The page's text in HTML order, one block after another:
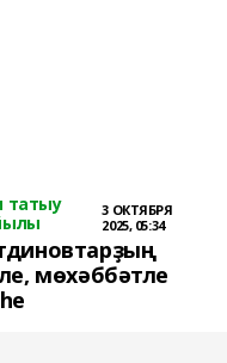
татыу
3 ОКТЯБРЯ
2025, 05:34
мөхәббәтле